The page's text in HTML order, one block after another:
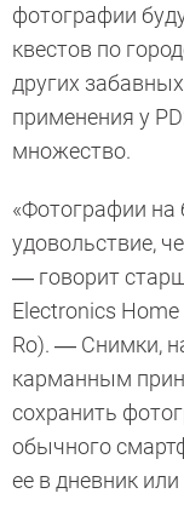
фотографии
квестов по
других
применения у
множество.
«Фотографии
удовольствие,
― говорит
Electronics
Ro). ― Снимки,
карманным
сохранить
обычного
ее в дневник